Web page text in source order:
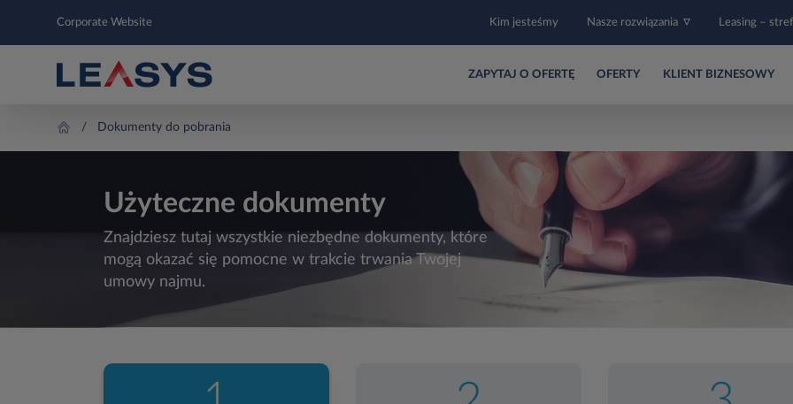
Corporate Website Kim jesteśmy Nasze rozwiązania Leasing –
ZAPYTAJ O OFERTĘ OFERTY KLIENT BIZNESOWY
Dokumenty do pobrania
Użyteczne dokumenty
Znajdziesz tutaj wszystkie niezbędne dokumenty, które
mogą okazać się pomocne w trakcie trwania Twojej
umowy najmu.